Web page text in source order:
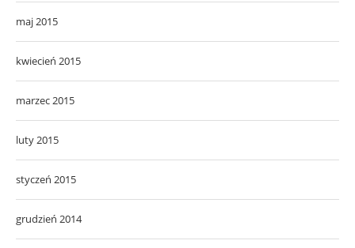
maj 2015
kwiecień 2015
marzec 2015
luty 2015
styczeń 2015
grudzień 2014